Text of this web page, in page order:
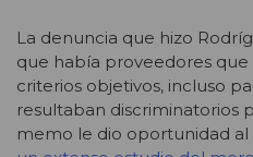
La denuncia que hizo
que había proveedores que
criterios objetivos, incluso
resultaban discriminatorios
memo le dio oportunidad al